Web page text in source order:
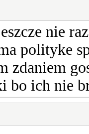
nie
polityke
zdaniem
bo ich nie